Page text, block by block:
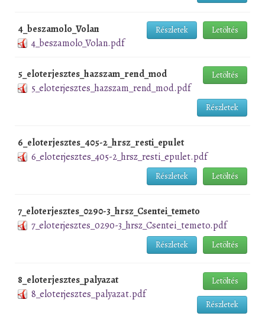
4_beszamolo_Volan
4_beszamolo_Volan.pdf
Letöltés
Részletek
5_eloterjesztes_hazszam_rend_mod
5_eloterjesztes_hazszam_rend_mod.pdf
Letöltés
Részletek
6_eloterjesztes_405-2_hrsz_resti_epulet
6_eloterjesztes_405-2_hrsz_resti_epulet.pdf
Letöltés
Részletek
7_eloterjesztes_0290-3_hrsz_Csentei_temeto
7_eloterjesztes_0290-3_hrsz_Csentei_temeto.pdf
Letöltés
Részletek
8_eloterjesztes_palyazat
8_eloterjesztes_palyazat.pdf
Letöltés
Részletek